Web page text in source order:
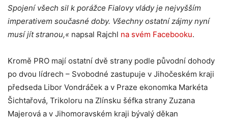
Spojení všech sil k porážce Fialovy vlády je nejvyšším
imperativem současné doby. Všechny ostatní zájmy nyní
musí jít stranou,« napsal Rajchl na svém Facebooku.
Kromě PRO mají ostatní dvě strany podle původní dohody
po dvou lídrech – Svobodné zastupuje v Jihočeském kraji
předseda Libor Vondráček a v Praze ekonomka Markéta
Šichtařová, Trikoloru na Zlínsku šéfka strany Zuzana
Majerová a v Jihomoravském kraji bývalý děkan